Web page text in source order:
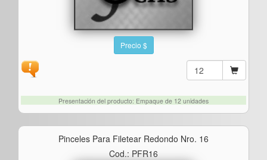
Precio $
Presentación del producto: Empaque de 12 unidades
Pinceles Para Filetear Redondo Nro. 16
Cod.: PFR16